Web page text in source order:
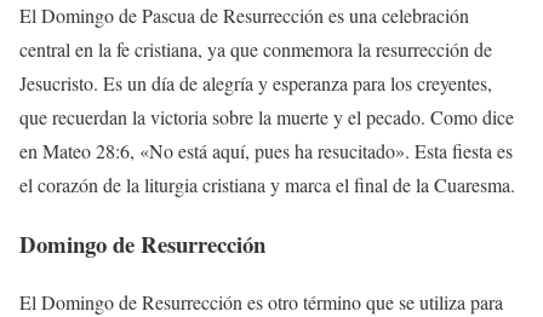
El Domingo de Pascua de Resurrección es una celebración
central en la fe cristiana, ya que conmemora la resurrección de
Jesucristo. Es un día de alegría y esperanza para los creyentes,
que recuerdan la victoria sobre la muerte y el pecado. Como dice
en Mateo 28:6, «No está aquí, pues ha resucitado». Esta fiesta es
el corazón de la liturgia cristiana y marca el final de la Cuaresma.
Domingo de Resurrección
El Domingo de Resurrección es otro término que se utiliza para